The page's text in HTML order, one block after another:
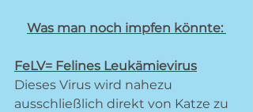
Was man noch impfen könnte:
FeLV= Felines Leukämievirus
Dieses Virus wird nahezu
ausschließlich direkt von Katze zu